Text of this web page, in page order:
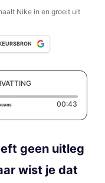
Nike in en groeit uit
00:43
geen uitleg
wist je dat